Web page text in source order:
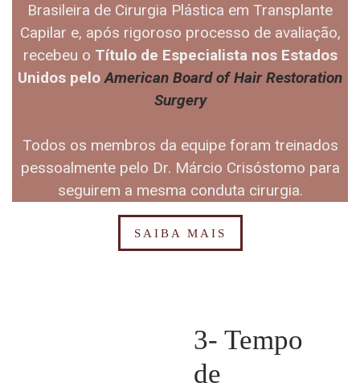
Brasileira de Cirurgia Plástica em Transplante
Capilar e, após rigoroso processo de avaliação,
recebeu o Título de Especialista nos Estados
Unidos peloAmerican Board of Hair Restoration
Surgery
Todos os membros da equipe foram treinados
pessoalmente pelo Dr. Márcio Crisóstomo para
seguirem a mesma conduta cirurgia.
SAIBA MAIS
3- Tempo
de